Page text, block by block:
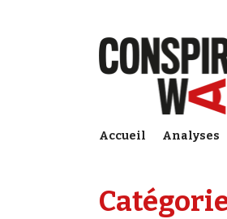
Accueil Analyses